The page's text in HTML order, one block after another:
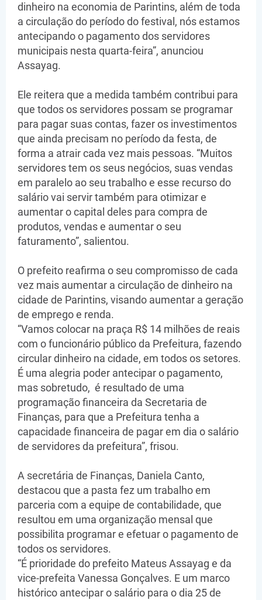
dinheiro na economia de Parintins, além de toda
a circulação do período do festival, nós estamos
antecipando o pagamento dos servidores
municipais nesta quarta-feira”, anunciou
Assayag.
Ele reitera que a medida também contribui para
que todos os servidores possam se programar
para pagar suas contas, fazer os investimentos
que ainda precisam no período da festa, de
forma a atrair cada vez mais pessoas. “Muitos
servidores tem os seus negócios, suas vendas
em paralelo ao seu trabalho e esse recurso do
salário vai servir também para otimizar e
aumentar o capital deles para compra de
produtos, vendas e aumentar o seu
faturamento”, salientou.
O prefeito reafirma o seu compromisso de cada
vez mais aumentar a circulação de dinheiro na
cidade de Parintins, visando aumentar a geração
de emprego e renda.
“Vamos colocar na praça R$ 14 milhões de reais
com o funcionário público da Prefeitura, fazendo
circular dinheiro na cidade, em todos os setores.
É uma alegria poder antecipar o pagamento,
mas sobretudo, é resultado de uma
programação financeira da Secretaria de
Finanças, para que a Prefeitura tenha a
capacidade financeira de pagar em dia o salário
de servidores da prefeitura”, frisou.
A secretária de Finanças, Daniela Canto,
destacou que a pasta fez um trabalho em
parceria com a equipe de contabilidade, que
resultou em uma organização mensal que
possibilita programar e efetuar o pagamento de
todos os servidores.
“É prioridade do prefeito Mateus Assayag e da
vice-prefeita Vanessa Gonçalves. E um marco
histórico antecipar o salário para o dia 25 de